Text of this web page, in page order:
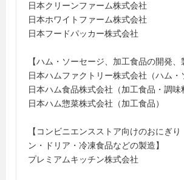
日本クリーンファーム株式会社
日本ホワイトファーム株式会社
日本フードパッカー株式会社
【ハム・ソーセージ、加工食品の開発、
日本ハムファクトリー株式会社（ハム・
日本ハム食品株式会社（加工食品・調味
日本ハム惣菜株式会社（加工食品）
【コンビニエンスストア向けのおにぎ
ン・ドリア・冷凍食品などの製造】
プレミアムキッチン株式会社